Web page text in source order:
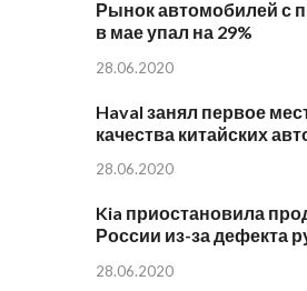
Рынок автомобилей с
в мае упал на 29%
28.06.2020
Haval занял первое
качества китайских
28.06.2020
Kia приостановила
России из-за дефекта
28.06.2020